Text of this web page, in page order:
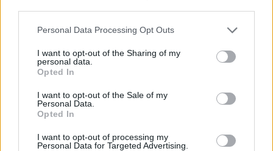
Please note that this website/app uses one or more Google
not limited to your visit or usage behaviour. You may click to
grant or deny consent to Google and its third-party tags to
use your data for below specified purposes in below Google
consent section.
Personal Data Processing Opt Outs
I want to opt-out of the Sharing of my
personal data.
Opted In
I want to opt-out of the Sale of my
Personal Data.
Opted In
I want to opt-out of processing my
Personal Data for Targeted Advertising.
TEMI: Mater Olbia
Inviaci le tue segnalazioni,
i tuoi video e le tue foto
345 356 7512